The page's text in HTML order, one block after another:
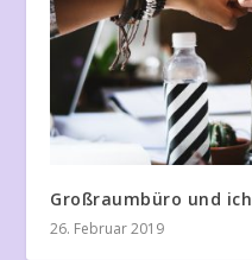
Großraumbüro und ich
26. Februar 2019